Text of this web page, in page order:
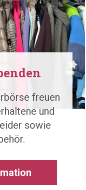
freuen
und
sowie